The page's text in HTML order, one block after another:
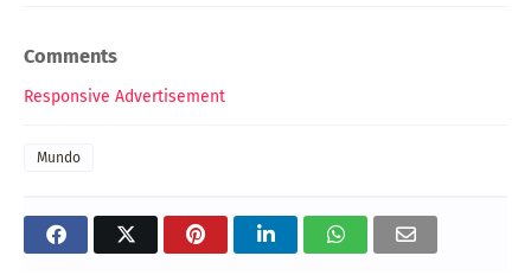
Comments
Responsive Advertisement
Mundo